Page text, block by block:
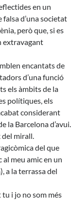
en un
d’una societat
però que, si es
extravagant
encantats de
d’una funció
els àmbits de la
polítiques, els
considerant
la Barcelona d’avui.
del mirall.
del que
meu amic en un
a la terrassa del
i jo no som més